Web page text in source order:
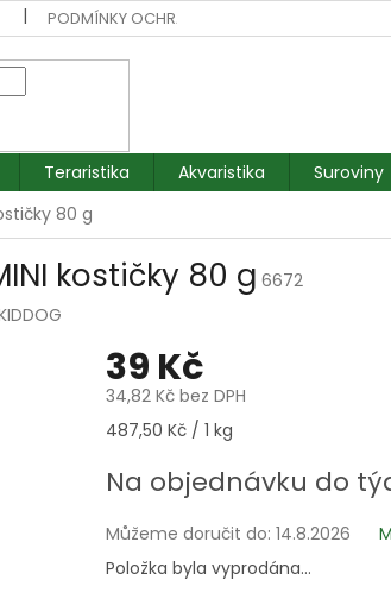
PODMÍNKY OCHRANY OSOBNÍCH ÚDAJŮ
Teraristika Akvaristika Suroviny
80 g
kostičky 80 g 6672
39 Kč
34,82 Kč bez DPH
Měrná
487,50 Kč / 1 kg
Na objednávku do
Můžeme doručit do: 14.8.2026
Položka byla vyprodána…